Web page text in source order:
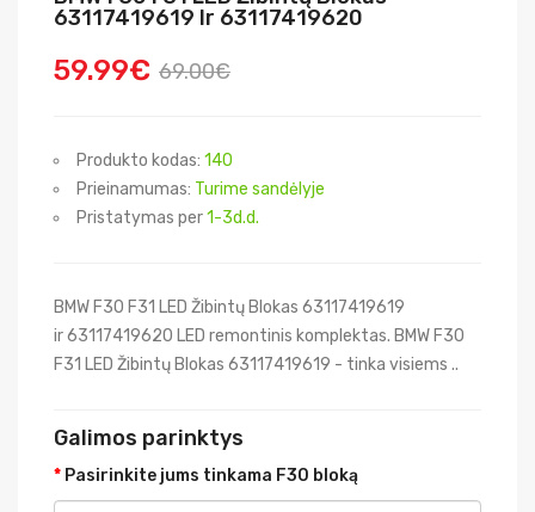
63117419619 Ir 63117419620
59.99€ 69.00€
Produkto kodas: 140
Prieinamumas: Turime sandėlyje
Pristatymas per1-3d.d.
BMW F30 F31 LED Žibintų Blokas 63117419619
ir 63117419620 LED remontinis komplektas. BMW F30
F31 LED Žibintų Blokas 63117419619 - tinka visiems ..
Galimos parinktys
Pasirinkite jums tinkama F30 bloką